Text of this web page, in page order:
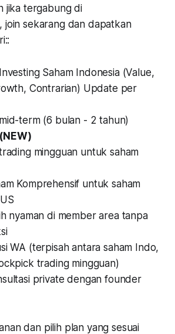
jika tergabung di
join sekarang dan dapatkan
Saham Indonesia (Value,
Contrarian) Update per
term (6 bulan - 2 tahun)
(NEW)
mingguan untuk saham
Komprehensif untuk saham
nyaman di member area tanpa
WA (terpisah antara saham Indo,
trading mingguan)
private dengan founder
dan pilih plan yang sesuai